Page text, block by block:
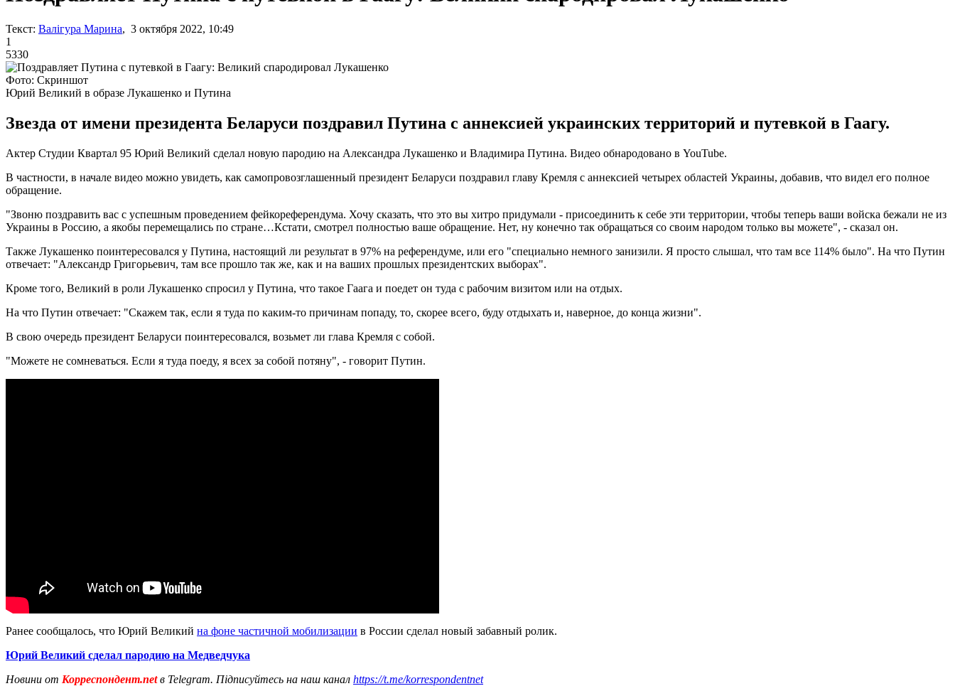
Текст: Валігура Марина, 3 октября 2022, 10:49
1
5330
Фото: Скриншот
Юрий Великий в образе Лукашенко и Путина
Звезда от имени президента Беларуси поздравил Путина с аннексией украинских территорий и путевкой в Гаагу.
Актер Студии Квартал 95 Юрий Великий сделал новую пародию на Александра Лукашенко и Владимира Путина. Видео обнародовано в YouTube.
В частности, в начале видео можно увидеть, как самопровозглашенный президент Беларуси поздравил главу Кремля с аннексией четырех областей Украины, добавив, что видел его полное
обращение.
"Звоню поздравить вас с успешным проведением фейкореферендума. Хочу сказать, что это вы хитро придумали - присоединить к себе эти территории, чтобы теперь ваши войска бежали не из
Украины в Россию, а якобы перемещались по стране…Кстати, смотрел полностью ваше обращение. Нет, ну конечно так обращаться со своим народом только вы можете", - сказал он.
Также Лукашенко поинтересовался у Путина, настоящий ли результат в 97% на референдуме, или его "специально немного занизили. Я просто слышал, что там все 114% было". На что Путин
отвечает: "Александр Григорьевич, там все прошло так же, как и на ваших прошлых президентских выборах".
Кроме того, Великий в роли Лукашенко спросил у Путина, что такое Гаага и поедет он туда с рабочим визитом или на отдых.
На что Путин отвечает: "Скажем так, если я туда по каким-то причинам попаду, то, скорее всего, буду отдыхать и, наверное, до конца жизни".
В свою очередь президент Беларуси поинтересовался, возьмет ли глава Кремля с собой.
"Можете не сомневаться. Если я туда поеду, я всех за собой потяну", - говорит Путин.
Ранее сообщалось, что Юрий Великий на фоне частичной мобилизации в России сделал новый забавный ролик.
Юрий Великий сделал пародию на Медведчука
Новини от Корреспондент.netв Telegram. Підписуйтесь на наш канал https://t.me/korrespondentnet